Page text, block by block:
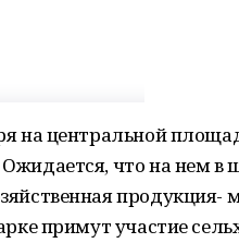
на центральной
что на нем в
примут участие